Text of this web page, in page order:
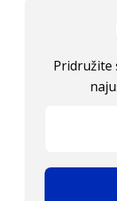
Pridružite